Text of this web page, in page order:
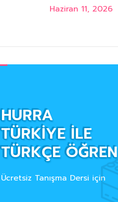
Haziran 11, 2026
HURRA
TÜRKİYE İLE
TÜRKÇE ÖĞREN
Ücretsiz Tanışma Dersi için